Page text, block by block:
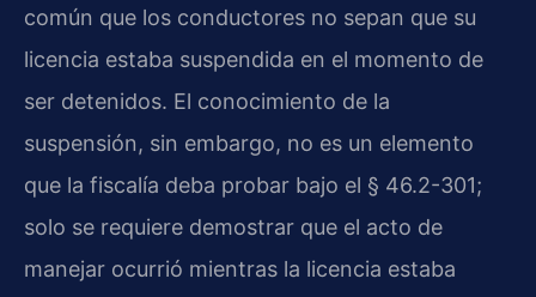
común que los conductores no sepan que su
licencia estaba suspendida en el momento de
ser detenidos. El conocimiento de la
suspensión, sin embargo, no es un elemento
que la fiscalía deba probar bajo el § 46.2-301;
solo se requiere demostrar que el acto de
manejar ocurrió mientras la licencia estaba